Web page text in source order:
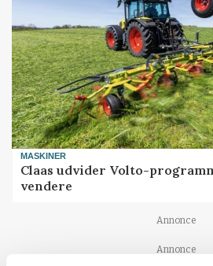
MASKINER
Claas udvider Volto-
vendere
Annonce
Annonce